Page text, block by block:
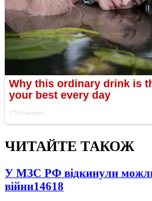
ЧИТАЙТЕ ТАКОЖ
У МЗС РФ відкинули
війни14618